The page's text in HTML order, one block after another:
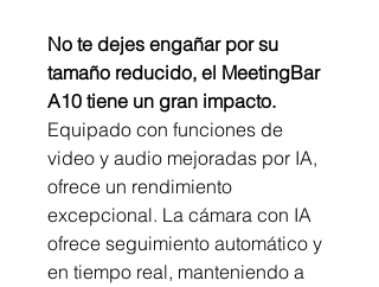
No te dejes engañar por su
tamaño reducido, el MeetingBar
A10 tiene un gran impacto.
Equipado con funciones de
video y audio mejoradas por IA,
ofrece un rendimiento
excepcional. La cámara con IA
ofrece seguimiento automático y
en tiempo real, manteniendo a